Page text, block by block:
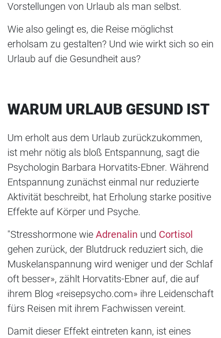
Vorstellungen von Urlaub als man selbst.
Wie also gelingt es, die Reise möglichst
erholsam zu gestalten? Und wie wirkt sich so ein
Urlaub auf die Gesundheit aus?
WARUM URLAUB GESUND IST
Um erholt aus dem Urlaub zurückzukommen,
ist mehr nötig als bloß Entspannung, sagt die
Psychologin Barbara Horvatits-Ebner. Während
Entspannung zunächst einmal nur reduzierte
Aktivität beschreibt, hat Erholung starke positive
Effekte auf Körper und Psyche.
"Stresshormone wie Adrenalin und Cortisol
gehen zurück, der Blutdruck reduziert sich, die
Muskelanspannung wird weniger und der Schlaf
oft besser», zählt Horvatits-Ebner auf, die auf
ihrem Blog «reisepsycho.com» ihre Leidenschaft
fürs Reisen mit ihrem Fachwissen vereint.
Damit dieser Effekt eintreten kann, ist eines